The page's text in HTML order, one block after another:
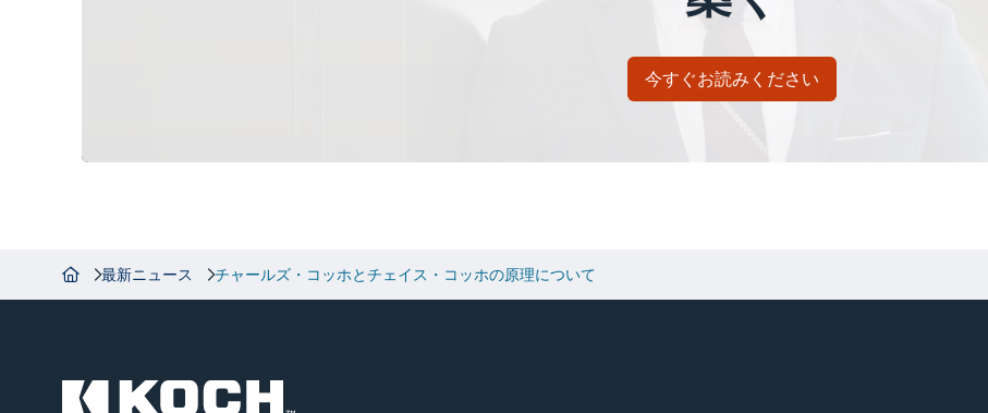
今すぐお読みください
最新ニュース チャールズ・コッホとチェイス・コッホの原理について